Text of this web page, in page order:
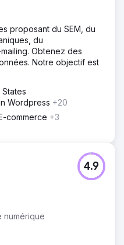
proposant du SEM, du
du
Obtenez des
Notre objectif est
Wordpress +20
commerce +3
numérique
4.9